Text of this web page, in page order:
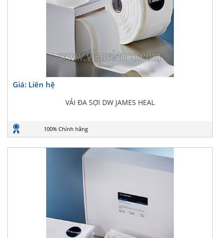
Giá: Liên hệ
VẢI ĐA SỢI DW JAMES HEAL
100% Chính hãng